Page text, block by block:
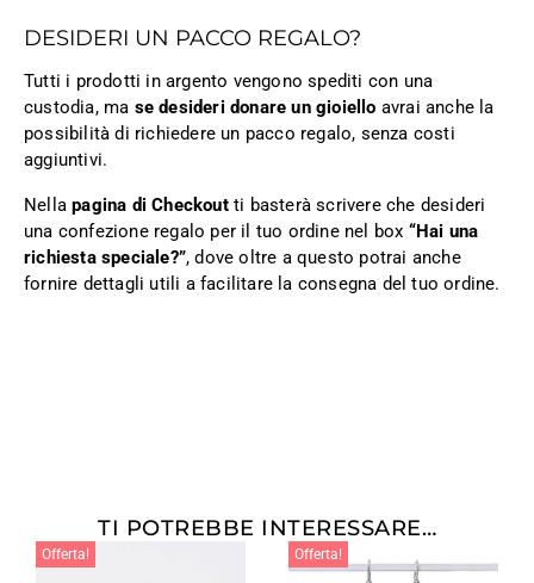
DESIDERI UN PACCO REGALO?
Tutti i prodotti in argento vengono spediti con una
custodia, ma se desideri donare un gioiello avrai anche la
possibilità di richiedere un pacco regalo, senza costi
aggiuntivi.
Nellapagina di Checkoutti basterà scrivere che desideri
una confezione regalo per il tuo ordine nel box “Hai una
richiesta speciale?”, dove oltre a questo potrai anche
fornire dettagli utili a facilitare la consegna del tuo ordine.
TI POTREBBE INTERESSARE…
Offerta! Offerta!